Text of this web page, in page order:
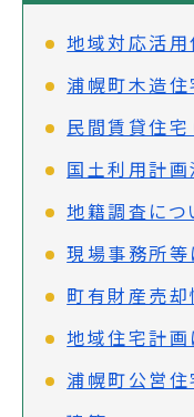
地域対応活用
浦幌町木造住宅耐
民間賃貸住宅
国土利用計画
地籍調査につ
現場事務所等に使
町有財産売却
地域住宅計画
浦幌町公営住